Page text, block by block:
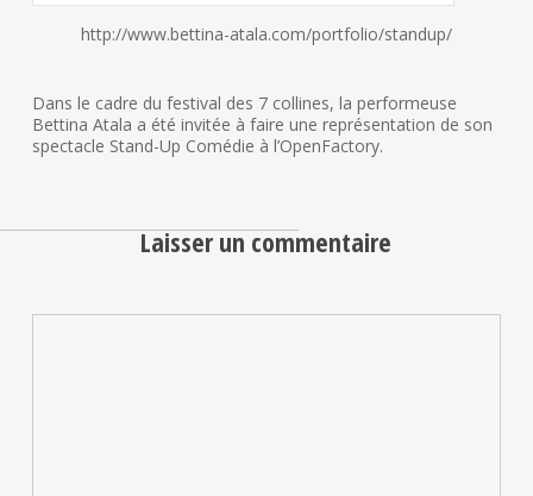
http://www.bettina-atala.com/portfolio/standup/
Dans le cadre du festival des 7 collines, la performeuse
Bettina Atala a été invitée à faire une représentation de son
spectacle Stand-Up Comédie à l’OpenFactory.
Laisser un commentaire